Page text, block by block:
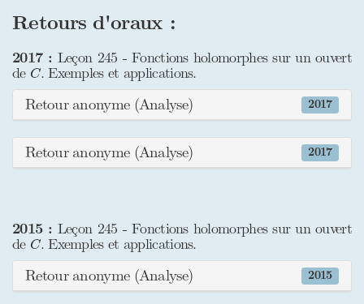
Retours d'oraux :
2017 : Leçon 245 - Fonctions holomorphes sur un ouvert
de C
C. Exemples et applications.
2017
Retour anonyme (Analyse)
2017
Retour anonyme (Analyse)
2015 : Leçon 245 - Fonctions holomorphes sur un ouvert
de C
C. Exemples et applications.
2015
Retour anonyme (Analyse)